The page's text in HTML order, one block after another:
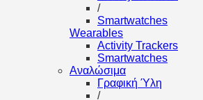
/
Smartwatches
Wearables
Activity Trackers
Smartwatches
Αναλώσιμα
Γραφική Ύλη
/